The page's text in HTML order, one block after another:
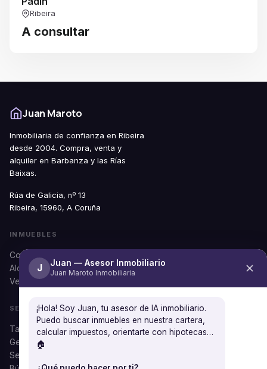
Ribeira
A consultar
Juan Maroto
Inmobiliaria de confianza en Ribeira
desde 2004. Compra, venta y
alquiler en Barbanza y las Rías
Baixas.
Rúa de Galicia, nº 13
Ribeira, 15960, A Coruña
INMUEBLES
Comprar
Alquilar
Ver todos
SERVICIOS
Tasación gratuita
Gestión documental
Seguros
J Juan — Asesor Inmobiliario
Juan Maroto Inmobiliaria
¡Hola! Soy Juan, tu asesor de IA inmobiliario.
Puedo buscar inmuebles en nuestra cartera,
calcular impuestos, orientarte con hipotecas…
🏠